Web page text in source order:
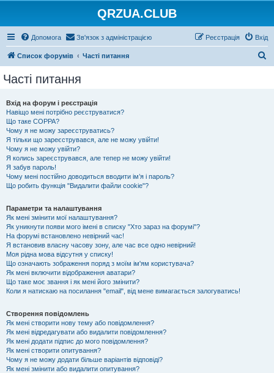
QRZUA.CLUB
Допомога Зв'язок з адміністрацією Вхід
Реєстрація
Список форумів Часті питання
Часті питання
Вхід на форум і реєстрація
Навіщо мені потрібно реєструватися?
Що таке COPPA?
Чому я не можу зареєструватись?
Я тільки що зареєструвався, але не можу увійти!
Чому я не можу увійти?
Я колись зареєструвався, але тепер не можу увійти!
Я забув пароль!
Чому мені постійно доводиться вводити ім’я і пароль?
Що робить функція "Видалити файли cookie"?
Параметри та налаштування
Як мені змінити мої налаштування?
Як уникнути появи мого імені в списку "Хто зараз на форумі"?
На форумі встановлено невірний час!
Я встановив власну часову зону, але час все одно невірний!
Моя рідна мова відсутня у списку!
Що означають зображення поряд з моїм ім'ям користувача?
Як мені включити відображення аватари?
Що таке моє звання і як мені його змінити?
Коли я натискаю на посилання "email", від мене вимагається залогуватись!
Створення повідомлень
Як мені створити нову тему або повідомлення?
Як мені відредагувати або видалити повідомлення?
Як мені додати підпис до мого повідомлення?
Як мені створити опитування?
Чому я не можу додати більше варіантів відповіді?
Як мені змінити або видалити опитування?